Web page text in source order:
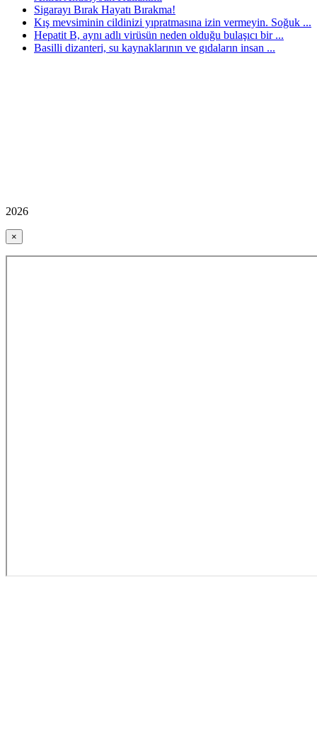
Sigarayı Bırak Hayatı Bırakma!
Kış mevsiminin cildinizi yıpratmasına izin vermeyin. Soğuk ...
Hepatit B, aynı adlı virüsün neden olduğu bulaşıcı bir ...
Basilli dizanteri, su kaynaklarının ve gıdaların insan ...
2026
×